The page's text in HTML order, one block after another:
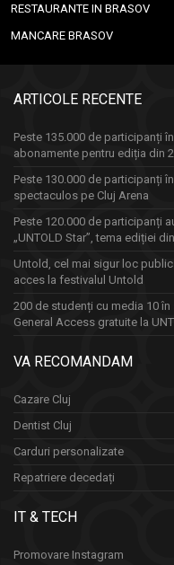
RESTAURANTE IN BRASOV
MANCARE BRASOV
ARTICOLE RECENTE
Peste 135.000 de participanți
abonamente pentru ediția din
Peste 130.000 de participanți
spectaculos pe Cluj Arena
Peste 120.000 de participanți
„UNTOLD Star”, tema ediției
Untold, cel mai sigur loc
acces la festivalul Untold
200 de studenți cu media 10
General Access gratuite la
VA RECOMANDAM
Cazare Cluj
Dentist Cluj
Carduri personalizate
Repatriere decedați
IT & TECH
Promovare Instagram